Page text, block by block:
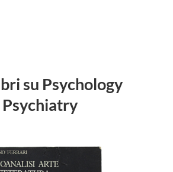
su Psychology
Psychiatry